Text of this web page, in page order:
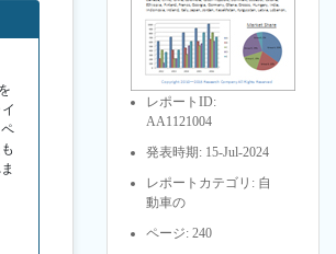
レポートID:
AA1121004
発表時期: 15-Jul-2024
レポートカテゴリ: 自
動車の
ページ: 240